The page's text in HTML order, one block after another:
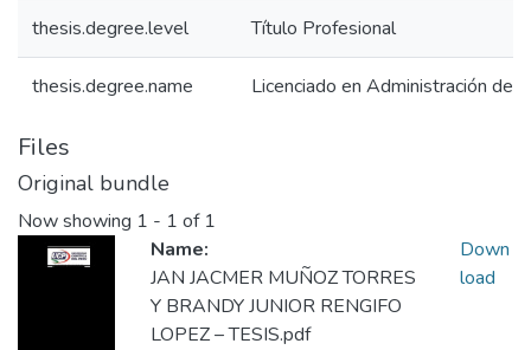
thesis.degree.level Título Profesional
thesis.degree.name Licenciado en Administración de
Files
Original bundle
Now showing 1 - 1 of 1
Name:
JAN JACMER MUÑOZ TORRES
Y BRANDY JUNIOR RENGIFO
LOPEZ – TESIS.pdf
Down
load